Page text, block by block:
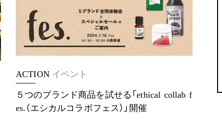
ACTION イベント
５つのブランド商品を試せる「ethical collab f
es.（エシカルコラボフェス）」開催